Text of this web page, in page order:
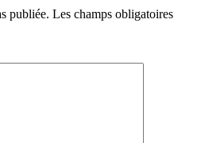
publiée. Les champs obligatoires